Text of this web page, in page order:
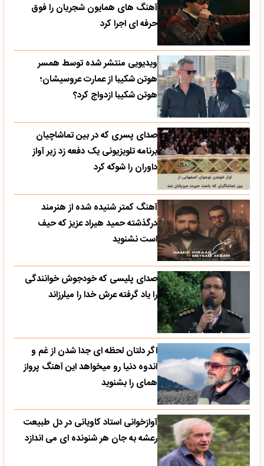
آهنگ های همایون شجریان را فوق
حرفه ای اجرا کرد
ویدیویی منتشر شده توسط همسر
هوتن شکیبا از عمارت عروسیشان؛
هوتن شکیبا ازدواج کرد؟
صدای پسری که در بین تماشاچیان
برنامه تلویزیونی یک دفعه زد زیر آواز
داوران را شوکه کرد
آهنگ کمتر شنیده شده از هنرمند
درگذشته حمید هیراد عزیز که حیف
است نشنوید
صدای پلیسی که خودجوش خوانندگی
را یاد گرفته عرش خدا را میلرزاند
اگر دلتان لحظه ای جدا شدن از غم و
اندوه دنیا رو میخواهد این آهنگ پرواز
همای را بشنوید
آوازخوانی استاد کاویانی در دل طبیعت
رعشه به جان هر شنونده ای می اندازد